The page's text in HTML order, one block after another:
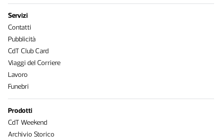
Servizi
Contatti
Pubblicità
CdT Club Card
Viaggi del Corriere
Lavoro
Funebri
Prodotti
CdT Weekend
Archivio Storico